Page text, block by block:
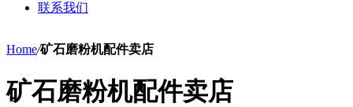
联系我们
Home/矿石磨粉机配件卖店
矿石磨粉机配件卖店